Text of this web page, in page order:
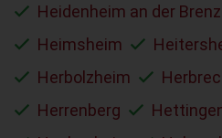
Heidenheim an der Brenz
Heimsheim
Herbolzheim
Herrenberg